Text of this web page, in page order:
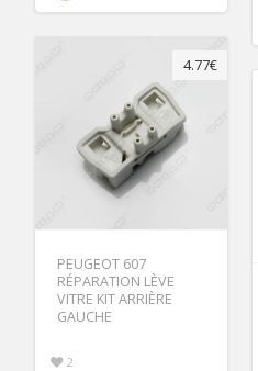
4.77€
PEUGEOT 607
RÉPARATION LÈVE
VITRE KIT ARRIÈRE
GAUCHE
2